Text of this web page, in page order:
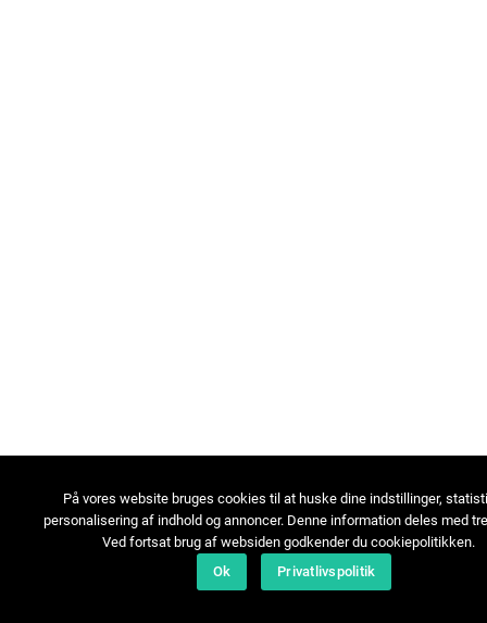
På vores website bruges cookies til at huske dine indstillinger,
personalisering af indhold og annoncer. Denne information deles med
Ved fortsat brug af websiden godkender du cookiepolitikken.
Ok
Privatlivspolitik